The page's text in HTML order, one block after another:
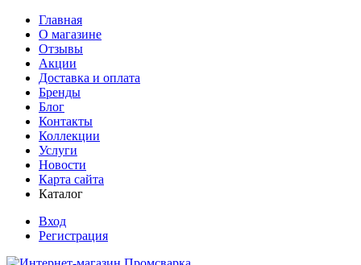
Главная
О магазине
Отзывы
Акции
Доставка и оплата
Бренды
Блог
Контакты
Коллекции
Услуги
Новости
Карта сайта
Каталог
Вход
Регистрация